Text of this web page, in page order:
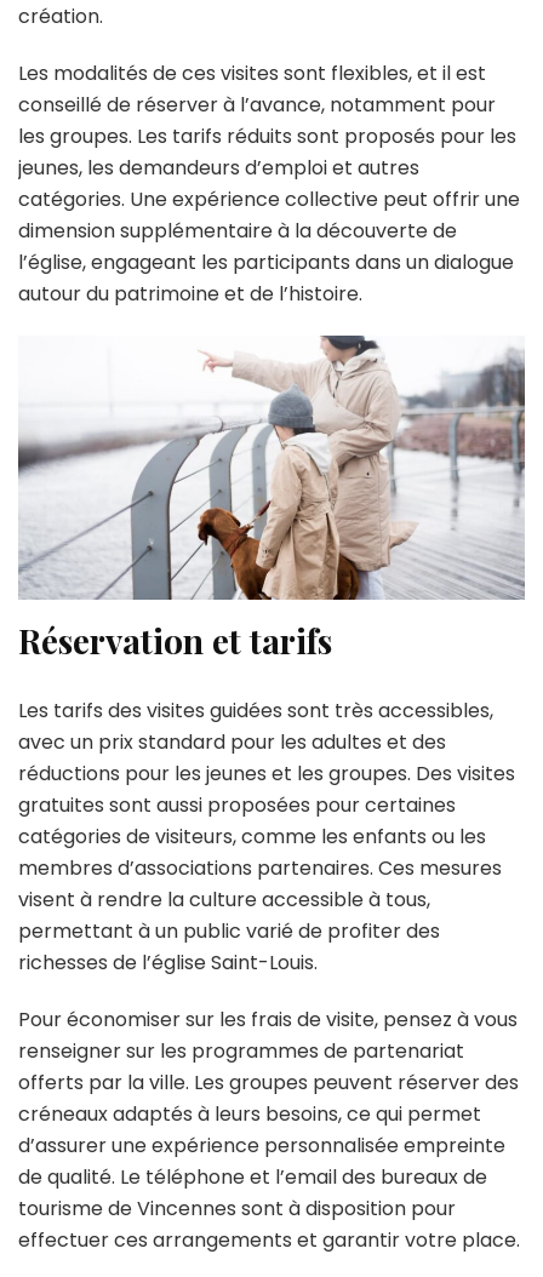
création.
Les modalités de ces visites sont flexibles, et il est
conseillé de réserver à l’avance, notamment pour
les groupes. Les tarifs réduits sont proposés pour les
jeunes, les demandeurs d’emploi et autres
catégories. Une expérience collective peut offrir une
dimension supplémentaire à la découverte de
l’église, engageant les participants dans un dialogue
autour du patrimoine et de l’histoire.
Réservation et tarifs
Les tarifs des visites guidées sont très accessibles,
avec un prix standard pour les adultes et des
réductions pour les jeunes et les groupes. Des visites
gratuites sont aussi proposées pour certaines
catégories de visiteurs, comme les enfants ou les
membres d’associations partenaires. Ces mesures
visent à rendre la culture accessible à tous,
permettant à un public varié de profiter des
richesses de l’église Saint-Louis.
Pour économiser sur les frais de visite, pensez à vous
renseigner sur les programmes de partenariat
offerts par la ville. Les groupes peuvent réserver des
créneaux adaptés à leurs besoins, ce qui permet
d’assurer une expérience personnalisée empreinte
de qualité. Le téléphone et l’email des bureaux de
tourisme de Vincennes sont à disposition pour
effectuer ces arrangements et garantir votre place.